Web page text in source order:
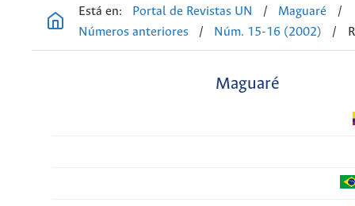
Está en: Portal de Revistas UN / Maguaré
/
Números anteriores
/ Núm. 15-16 (2002) /
Maguaré